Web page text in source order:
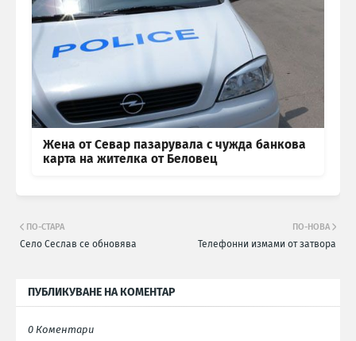
Жена от Севар пазарувала с чужда банкова
карта на жителка от Беловец
ПО-НОВА
Телефонни измами от затвора
ПО-СТАРА
Село Сеслав се обновява
ПУБЛИКУВАНЕ НА КОМЕНТАР
0 Коментари